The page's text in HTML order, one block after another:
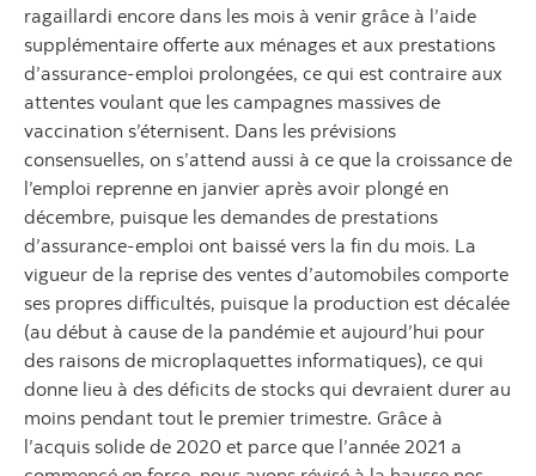
ragaillardi encore dans les mois à venir grâce à l’aide
supplémentaire offerte aux ménages et aux prestations
d’assurance-emploi prolongées, ce qui est contraire aux
attentes voulant que les campagnes massives de
vaccination s’éternisent. Dans les prévisions
consensuelles, on s’attend aussi à ce que la croissance de
l’emploi reprenne en janvier après avoir plongé en
décembre, puisque les demandes de prestations
d’assurance-emploi ont baissé vers la fin du mois. La
vigueur de la reprise des ventes d’automobiles comporte
ses propres difficultés, puisque la production est décalée
(au début à cause de la pandémie et aujourd’hui pour
des raisons de microplaquettes informatiques), ce qui
donne lieu à des déficits de stocks qui devraient durer au
moins pendant tout le premier trimestre. Grâce à
l’acquis solide de 2020 et parce que l’année 2021 a